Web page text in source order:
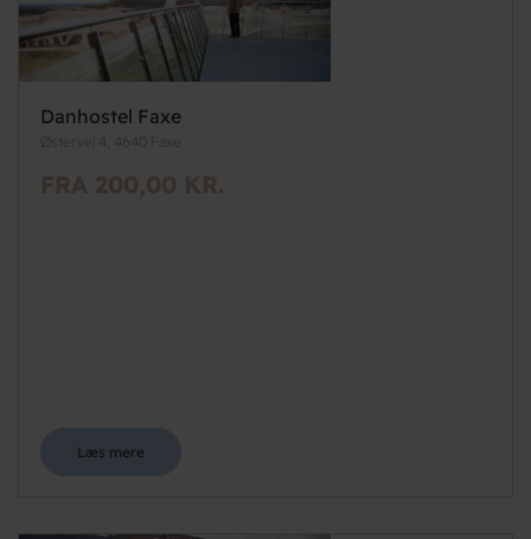
Danhostel Faxe
Østervej 4, 4640 Faxe
FRA 200,00 KR.
Læs mere